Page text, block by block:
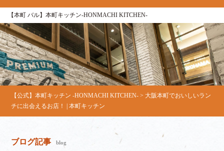
【本町 バル】本町キッチン‐HONMACHI KITCHEN‐
【公式】本町キッチン ‐HONMACHI KITCHEN‐ > 大阪本町でおいしいラン
チに出会えるお店！ | 本町キッチン
ブログ記事 blog